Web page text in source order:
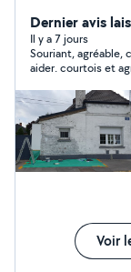
.TRAVAIL
Dernier avis
Il y a 7 jours
Souriant, agréable, courage. partage des conseils pour nous
aider. courtois et agréable, bref un vrai professionnel. merci
Voir